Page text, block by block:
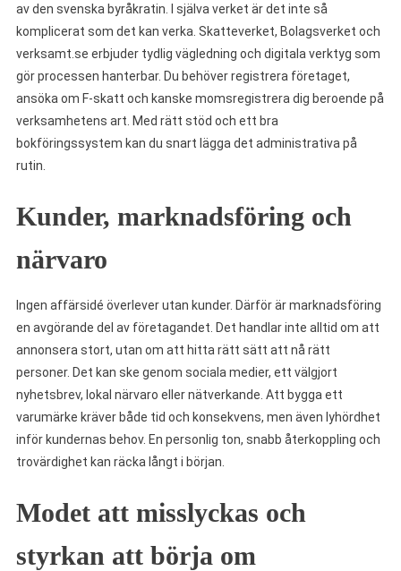
av den svenska byråkratin. I själva verket är det inte så
komplicerat som det kan verka. Skatteverket, Bolagsverket och
verksamt.se erbjuder tydlig vägledning och digitala verktyg som
gör processen hanterbar. Du behöver registrera företaget,
ansöka om F-skatt och kanske momsregistrera dig beroende på
verksamhetens art. Med rätt stöd och ett bra
bokföringssystem kan du snart lägga det administrativa på
rutin.
Kunder, marknadsföring och
närvaro
Ingen affärsidé överlever utan kunder. Därför är marknadsföring
en avgörande del av företagandet. Det handlar inte alltid om att
annonsera stort, utan om att hitta rätt sätt att nå rätt
personer. Det kan ske genom sociala medier, ett välgjort
nyhetsbrev, lokal närvaro eller nätverkande. Att bygga ett
varumärke kräver både tid och konsekvens, men även lyhördhet
inför kundernas behov. En personlig ton, snabb återkoppling och
trovärdighet kan räcka långt i början.
Modet att misslyckas och
styrkan att börja om